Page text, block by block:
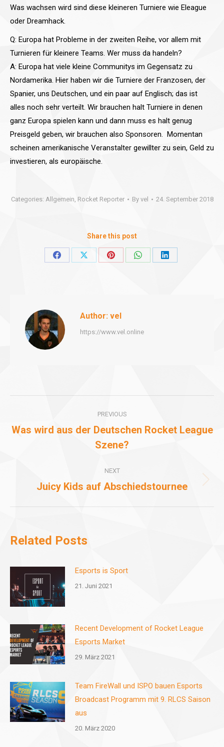
Was wachsen wird sind diese kleineren Turniere wie Eleague
oder Dreamhack.
Q: Europa hat Probleme in der zweiten Reihe, vor allem mit
Turnieren für kleinere Teams. Wer muss da handeln?
A: Europa hat viele kleine Communitys im Gegensatz zu
Nordamerika. Hier haben wir die Turniere der Franzosen, der
Spanier, uns Deutschen, und ein paar auf Englisch; das ist
alles noch sehr verteilt. Wir brauchen halt Turniere in denen
ganz Europa spielen kann und dann muss es halt genug
Preisgeld geben, wir brauchen also Sponsoren. Momentan
scheinen amerikanische Veranstalter gewillter zu sein, Geld zu
investieren, als europäische.
Categories: Allgemein, Rocket Reporter By vel 24. September 2018
Share this post
Share
Share
Share
Share
Share
Author: vel
https://www.vel.online
navigation
PREVIOUS
Previous
post:
Was wird aus der Deutschen Rocket League
Szene?
NEXT
Next
Juicy Kids auf Abschiedstournee
Related Posts
Esports is Sport
21. Juni 2021
Recent Development of Rocket League
Esports Market
29. März 2021
Team FireWall und ISPO bauen Esports
Broadcast Programm mit 9. RLCS Saison
aus
20. März 2020